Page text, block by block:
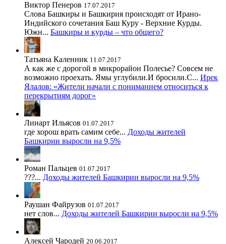
Виктор Пенеров 17.07.2017
Слова Башкиры и Башкирия происходят от Ирано-
Индийского сочетания Баш Куру - Верхние Курды.
Южн... Башкиры и курды – что общего?
Татьяна Каленник 11.07.2017
А как же с дорогой в микрорайон Полесье? Совсем не
возможно проехать. Ямы углубили.И бросили.С... Ирек
Ялалов: «Жители начали с пониманием относиться к
перекрытиям дорог»
Линарт Ильясов 01.07.2017
где хорош врать самим себе... Доходы жителей
Башкирии выросли на 9,5%
Роман Пальцев 01.07.2017
???... Доходы жителей Башкирии выросли на 9,5%
Раушан Файрузов 01.07.2017
нет слов... Доходы жителей Башкирии выросли на 9,5%
Алексей Чародей 20.06.2017